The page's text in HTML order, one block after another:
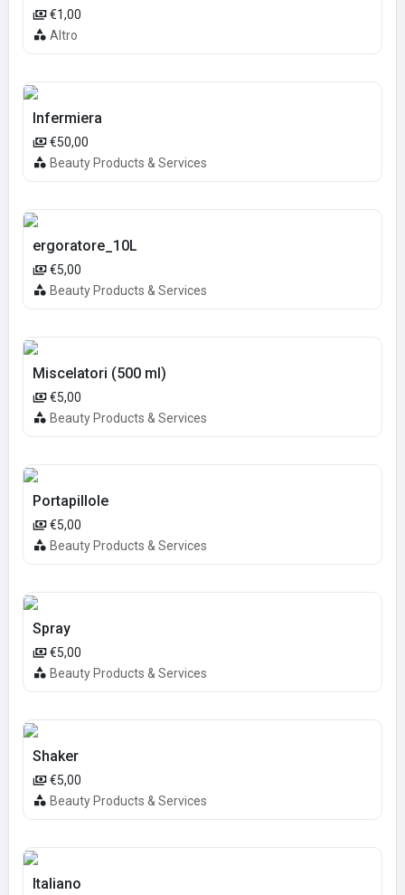
€1,00
Altro
Infermiera
€50,00
Beauty Products & Services
ergoratore_10L
€5,00
Beauty Products & Services
Miscelatori (500 ml)
€5,00
Beauty Products & Services
Portapillole
€5,00
Beauty Products & Services
Spray
€5,00
Beauty Products & Services
Shaker
€5,00
Beauty Products & Services
Italiano